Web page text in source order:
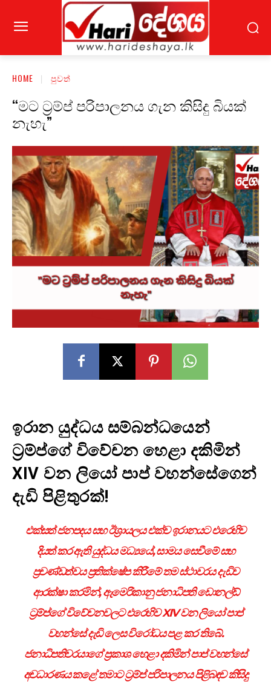
HOME පුවත්
“මට ට්‍රම්ප් පරිපාලනය ගැන කිසිදු බියක්
නැහැ”
ඉරාන යුද්ධය සම්බන්ධයෙන්
ට්‍රම්ප්ගේ විවේචන හෙළා දකිමින්
XIV වන ලියෝ පාප් වහන්සේගෙන්
දැඩි පිළිතුරක්!
එක්සත් ජනපදය සහ ඊශ්‍රායලය එක්ව ඉරානයට එරෙහිව
දියත් කර ඇති යුද්ධය මධ්‍යයේ, සාමය සෙවීමේ සහ
ප්‍රචණ්ඩත්වය ප්‍රතික්ෂේප කිරීමේ තම ස්ථාවරය දැඩිව
ආරක්ෂා කරමින්, ඇමෙරිකානු ජනාධිපති ඩොනල්ඩ්
ට්‍රම්ප්ගේ විවේචනවලට එරෙහිව XIV වන ලියෝ පාප්
වහන්සේ දැඩි ලෙස විරෝධය පළ කර තිබේ.
ජනාධිපතිවරයාගේ ප්‍රකාශ හෙළා දකිමින් පාප් වහන්සේ
අවධාරණය කළේ තමාට ට්‍රම්ප් පරිපාලනය පිළිබඳව කිසිදු